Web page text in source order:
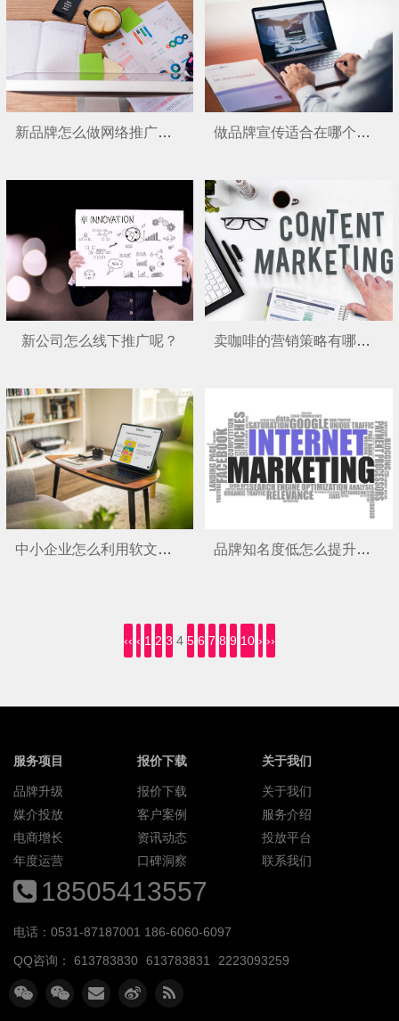
新品牌怎么做网络推广呢？ 做品牌宣传适合在哪个平台推广呢？
新公司怎么线下推广呢？ 卖咖啡的营销策略有哪些呢？
中小企业怎么利用软文营销进行品牌宣传推广呢？ 品牌知名度低怎么提升知名度吗呢？求大神解救?
‹‹ ‹ 1 2 3 4 5 6 7 8 9 10 › ››
服务项目
品牌升级
媒介投放
电商增长
年度运营
报价下载
报价下载
客户案例
资讯动态
口碑洞察
关于我们
关于我们
服务介绍
投放平台
联系我们
18505413557
电话：0531-87187001 186-6060-6097
QQ咨询： 613783830 613783831 2223093259